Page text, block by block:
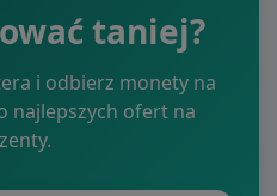
taniej?
i odbierz monety na
najlepszych ofert na